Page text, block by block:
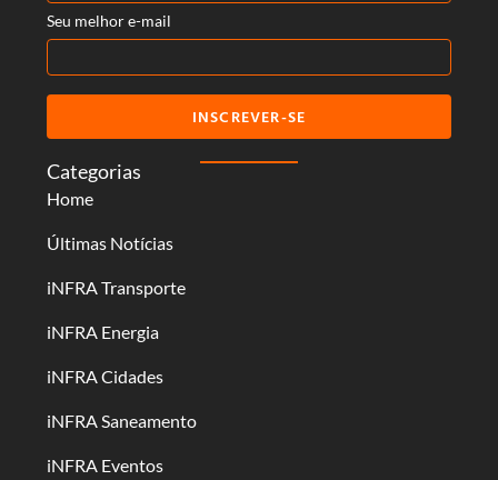
Categorias
Home
Últimas Notícias
iNFRA Transporte
iNFRA Energia
iNFRA Cidades
iNFRA Saneamento
iNFRA Eventos
Seu melhor e-mail
INSCREVER-SE